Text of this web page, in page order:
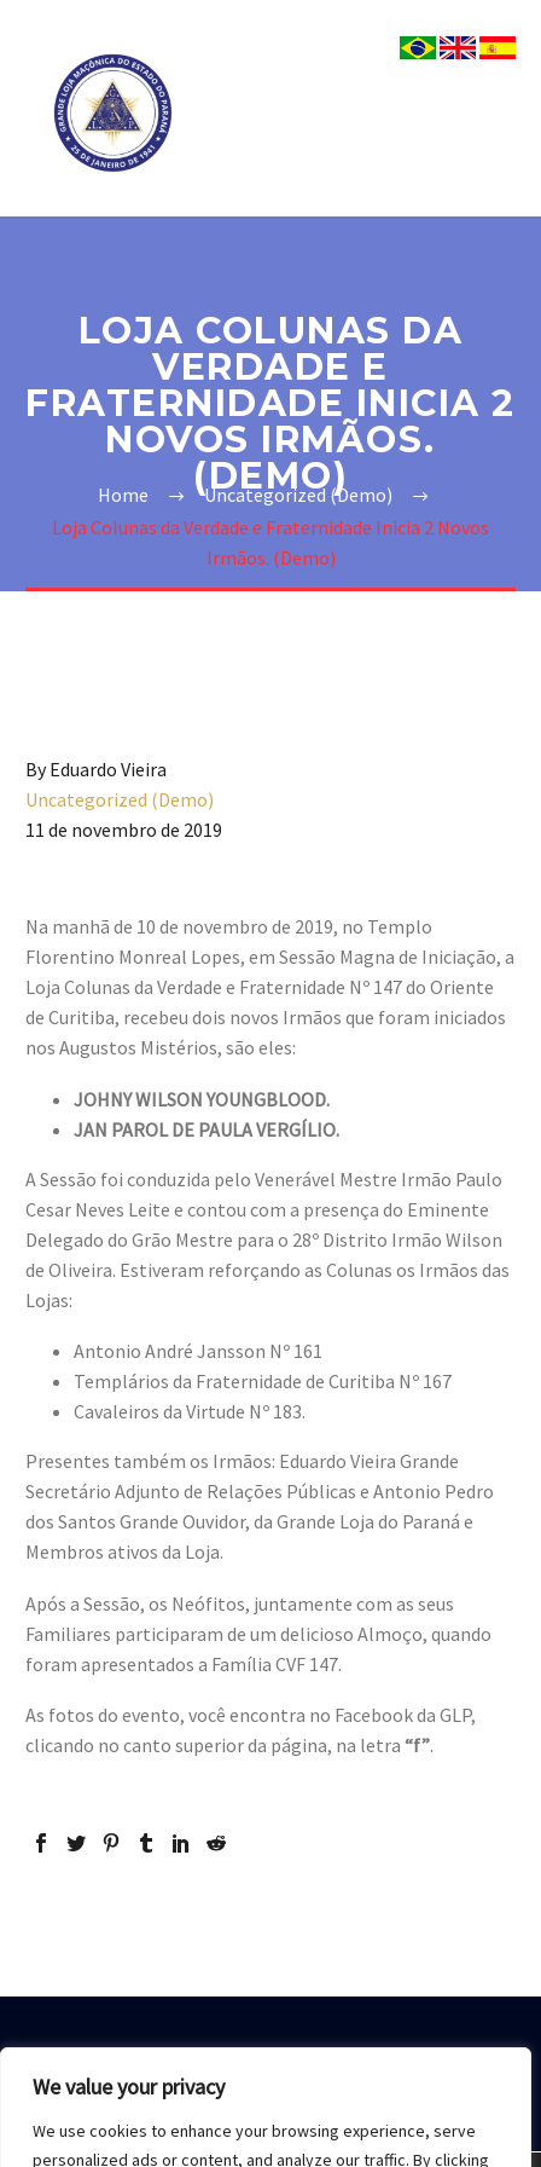
We value your privacy
We use cookies to enhance your browsing experience, serve
personalized ads or content, and analyze our traffic. By clicking
LOJA COLUNAS DA
VERDADE E
FRATERNIDADE INICIA 2
NOVOS IRMÃOS.
(DEMO)
Home
Uncategorized (Demo)
Loja Colunas da Verdade e Fraternidade Inicia 2 Novos
Irmãos. (Demo)
By Eduardo Vieira
Uncategorized (Demo)
11 de novembro de 2019
Na manhã de 10 de novembro de 2019, no Templo
Florentino Monreal Lopes, em Sessão Magna de Iniciação, a
Loja Colunas da Verdade e Fraternidade Nº 147 do Oriente
de Curitiba, recebeu dois novos Irmãos que foram iniciados
nos Augustos Mistérios, são eles:
JOHNY WILSON YOUNGBLOOD.
JAN PAROL DE PAULA VERGÍLIO.
A Sessão foi conduzida pelo Venerável Mestre Irmão Paulo
Cesar Neves Leite e contou com a presença do Eminente
Delegado do Grão Mestre para o 28º Distrito Irmão Wilson
de Oliveira. Estiveram reforçando as Colunas os Irmãos das
Lojas:
Antonio André Jansson Nº 161
Templários da Fraternidade de Curitiba Nº 167
Cavaleiros da Virtude Nº 183.
Presentes também os Irmãos: Eduardo Vieira Grande
Secretário Adjunto de Relações Públicas e Antonio Pedro
dos Santos Grande Ouvidor, da Grande Loja do Paraná e
Membros ativos da Loja.
Após a Sessão, os Neófitos, juntamente com as seus
Familiares participaram de um delicioso Almoço, quando
foram apresentados a Família CVF 147.
As fotos do evento, você encontra no Facebook da GLP,
clicando no canto superior da página, na letra “f”.
Sobre Nós Acesso restrito Contato